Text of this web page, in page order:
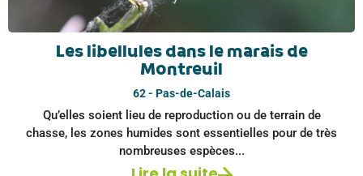
Les libellules dans le marais de
Montreuil
62 - Pas-de-Calais
Qu’elles soient lieu de reproduction ou de terrain de
chasse, les zones humides sont essentielles pour de très
nombreuses espèces...